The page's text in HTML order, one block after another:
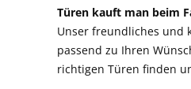
Türen kauft man beim
Unser freundliches und
passend zu Ihren
richtigen Türen finden